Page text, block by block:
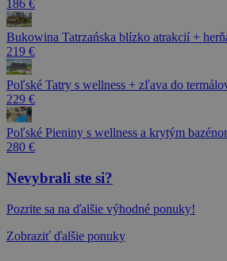
186 €
Bukowina Tatrzańska blízko atrakcií +
219 €
Poľské Tatry s wellness + zľava do
229 €
Poľské Pieniny s wellness a krytým
280 €
Nevybrali ste si?
Pozrite sa na ďalšie výhodné ponuky!
Zobraziť ďalšie ponuky